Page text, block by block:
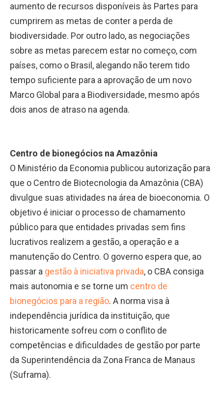
aumento de recursos disponíveis às Partes para
cumprirem as metas de conter a perda de
biodiversidade. Por outro lado, as negociações
sobre as metas parecem estar no começo, com
países, como o Brasil, alegando não terem tido
tempo suficiente para a aprovação de um novo
Marco Global para a Biodiversidade, mesmo após
dois anos de atraso na agenda.
Centro de bionegócios na Amazônia
O Ministério da Economia publicou autorização para
que o Centro de Biotecnologia da Amazônia (CBA)
divulgue suas atividades na área de bioeconomia. O
objetivo é iniciar o processo de chamamento
público para que entidades privadas sem fins
lucrativos realizem a gestão, a operação e a
manutenção do Centro. O governo espera que, ao
passar a gestão à iniciativa privada, o CBA consiga
mais autonomia e se torne um centro de
bionegócios para a região. A norma visa à
independência jurídica da instituição, que
historicamente sofreu com o conflito de
competências e dificuldades de gestão por parte
da Superintendência da Zona Franca de Manaus
(Suframa).